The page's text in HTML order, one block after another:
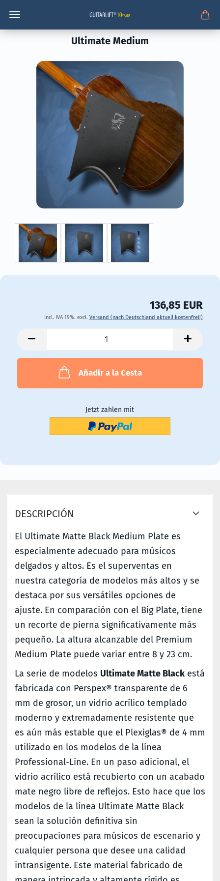
Ultimate Medium
136,85 EUR
incl. IVA 19%. excl. Versand (nach Deutschland aktuell kostenfrei!)
Añadir a la Cesta
Jetzt zahlen mit
DESCRIPCIÓN
El Ultimate Matte Black Medium Plate es
especialmente adecuado para músicos
delgados y altos. Es el superventas en
nuestra categoría de modelos más altos y se
destaca por sus versátiles opciones de
ajuste. En comparación con el Big Plate, tiene
un recorte de pierna significativamente más
pequeño. La altura alcanzable del Premium
Medium Plate puede variar entre 8 y 23 cm.
La serie de modelos Ultimate Matte Black está
fabricada con Perspex® transparente de 6
mm de grosor, un vidrio acrílico templado
moderno y extremadamente resistente que
es aún más estable que el Plexiglas® de 4 mm
utilizado en los modelos de la línea
Professional-Line. En un paso adicional, el
vidrio acrílico está recubierto con un acabado
mate negro libre de reflejos. Esto hace que los
modelos de la línea Ultimate Matte Black
sean la solución definitiva sin
preocupaciones para músicos de escenario y
cualquier persona que desee una calidad
intransigente. Este material fabricado de